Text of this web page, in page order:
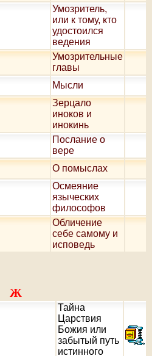
Умозритель,
или к тому, кто
удостоился
ведения
Умозрительные
главы
Мысли
Зерцало
иноков и
инокинь
Послание о
вере
О помыслах
Осмеяние
языческих
философов
Обличение
себе самому и
исповедь
Ж
Тайна
Царствия
Божия или
забытый путь
истинного